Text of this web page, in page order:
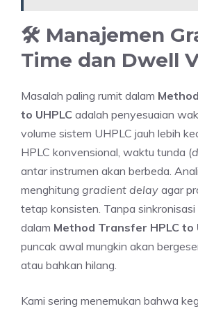
🛠️ Manajemen
Time dan Dwell
Masalah paling rumit dalam
to UHPLC adalah penyesuaian
volume sistem UHPLC jauh lebih
HPLC konvensional, waktu tunda (
antar instrumen akan berbeda.
menghitung gradient delay agar
tetap konsisten. Tanpa sinkronisasi
dalam Method Transfer HPLC to
puncak awal mungkin akan
atau bahkan hilang.
Kami sering menemukan bahwa